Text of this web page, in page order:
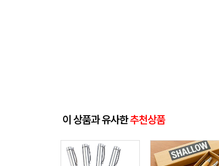
이 상품과 유사한추천상품